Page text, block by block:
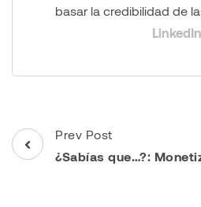
basar la credibilidad de
LinkedIn
Post
Navigation
Prev Post
¿Sabías que…?: